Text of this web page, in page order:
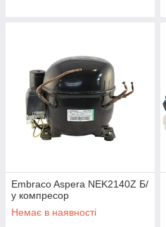
Embraco Aspera NEK2140Z Б/
у компресор
Немає в наявності